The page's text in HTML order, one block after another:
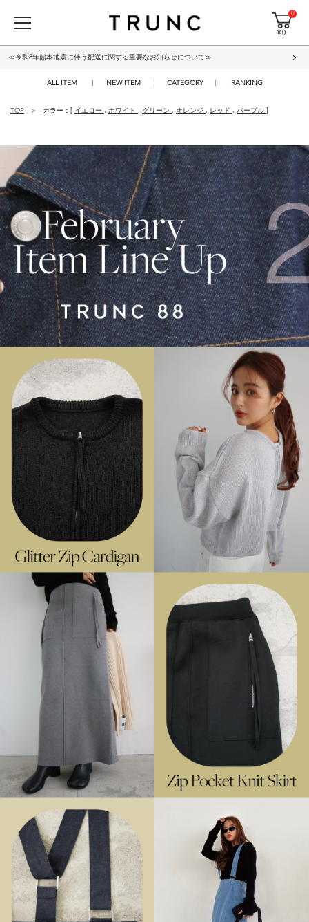
0
¥ 0
≪令和8年熊本地震に伴う配送に関する重要なお知らせについて≫
ALL ITEM NEW ITEM CATEGORY RANKING
TOP カラー：[ イエロー , ホワイト , グリーン , オレンジ , レッド , パープル